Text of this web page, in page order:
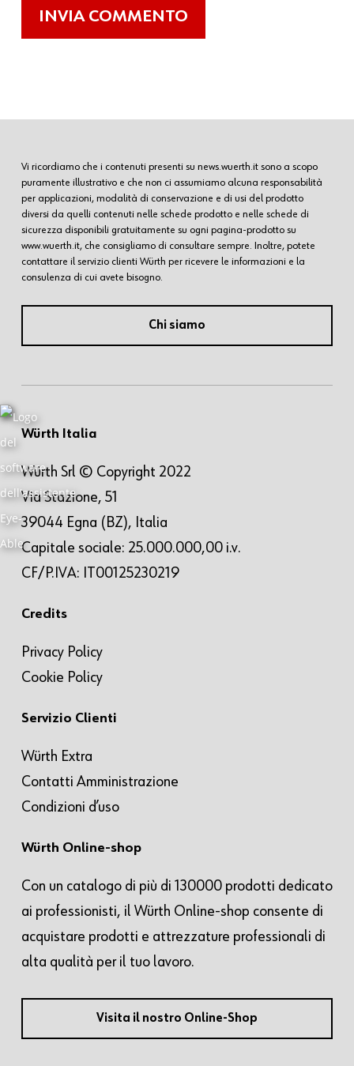
Vi ricordiamo che i contenuti presenti su news.wuerth.it sono a scopo
puramente illustrativo e che non ci assumiamo alcuna responsabilità
per applicazioni, modalità di conservazione e di usi del prodotto
diversi da quelli contenuti nelle schede prodotto e nelle schede di
sicurezza disponibili gratuitamente su ogni pagina-prodotto su
www.wuerth.it, che consigliamo di consultare sempre. Inoltre, potete
contattare il servizio clienti Würth per ricevere le informazioni e la
consulenza di cui avete bisogno.
Chi siamo
Würth Italia
Würth Srl © Copyright 2022
Via Stazione, 51
39044 Egna (BZ), Italia
Capitale sociale: 25.000.000,00 i.v.
CF/P.IVA: IT00125230219
Credits
Privacy Policy
Cookie Policy
Servizio Clienti
Würth Extra
Contatti Amministrazione
Condizioni d’uso
Würth Online-shop
Con un catalogo di più di 130000 prodotti dedicato
ai professionisti, il Würth Online-shop consente di
acquistare prodotti e attrezzature professionali di
alta qualità per il tuo lavoro.
Visita il nostro Online-Shop